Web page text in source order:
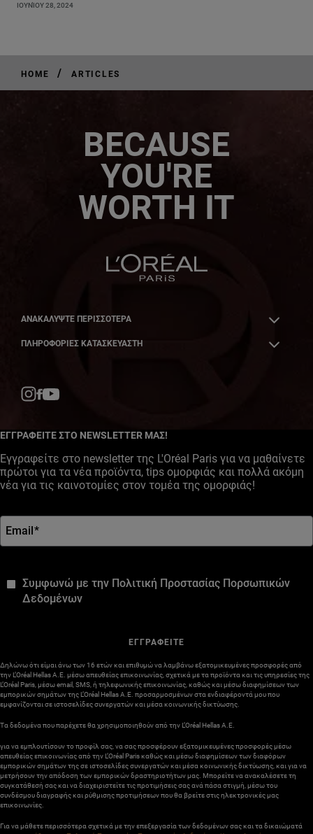
ΙΟΥΝΊΟΥ 28, 2024
HOME / ARTICLES
BECAUSE
YOU'RE
WORTH IT
ΑΝΑΚΑΛΎΨΤΕ ΠΕΡΙΣΣΌΤΕΡΑ
ΠΛΗΡΟΦΟΡΙΕΣ ΚΑΤΑΣΚΕΥΑΣΤΗ
ΕΓΓΡΑΦΕΙΤΕ ΣΤΟ NEWSLETTER ΜΑΣ!
Εγγραφείτε στο newsletter της L'Oréal Paris για να μαθαίνετε
πρώτοι για τα νέα προϊόντα, tips ομορφιάς και πολλά ακόμη
νέα για τις καινοτομίες στον τομέα της ομορφιάς!
Email*
Συμφωνώ με την Πολιτική Προστασίας Πορσωπικών
Δεδομένων
ΕΓΓΡΑΦΕΙΤΕ
Δηλώνω ότι είμαι άνω των 16 ετών και επιθυμώ να λαμβάνω εξατομικευμένες προσφορές από
την L’Oréal Hellas A.E. μέσω απευθείας επικοινωνίας, σχετικά με τα προϊόντα και τις υπηρεσίες της
L’Oréal Paris, μέσω email, SMS, ή τηλεφωνικής επικοινωνίας, καθώς και μέσω διαφημίσεων των
εμπορικών σημάτων της L’Oréal Hellas A.E. προσαρμοσμένων στα ενδιαφέροντά μου που
εμφανίζονται σε ιστοσελίδες συνεργατών και μέσα κοινωνικής δικτύωσης.
Τα δεδομένα που παρέχετε θα χρησιμοποιηθούν από την L’Oréal Hellas A.E.
για να εμπλουτίσουν το προφίλ σας, να σας προσφέρουν εξατομικευμένες προσφορές μέσω
απευθείας επικοινωνίας από την L’Oréal Paris καθώς και μέσω διαφημίσεων των διαφόρων
εμπορικών σημάτων της σε ιστοσελίδες συνεργατών και μέσα κοινωνικής δικτύωσης, και για να
μετρήσουν την απόδοση των εμπορικών δραστηριοτήτων μας. Μπορείτε να ανακαλέσετε τη
συγκατάθεσή σας και να διαχειριστείτε τις προτιμήσεις σας ανά πάσα στιγμή, μέσω του
συνδέσμου διαγραφής και ρύθμισης προτιμήσεων που θα βρείτε στις ηλεκτρονικές μας
επικοινωνίες.
Για να μάθετε περισσότερα σχετικά με την επεξεργασία των δεδομένων σας και τα δικαιώματά